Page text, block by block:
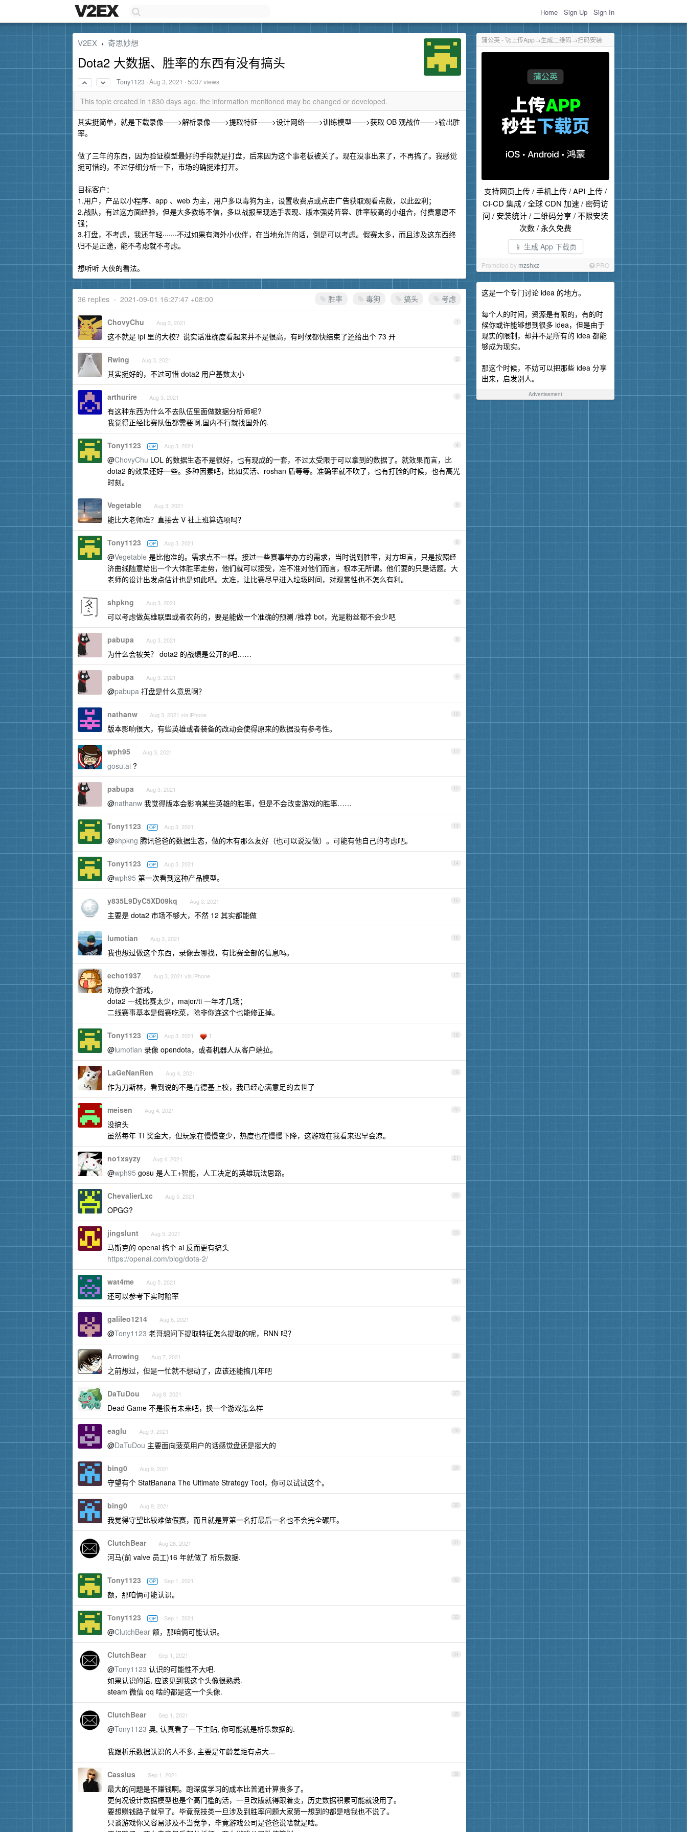
Home Sign Up Sign In
蒲公英 - 🚀上传App→生成二维码→扫码安装
支持网页上传 / 手机上传 / API 上传 /
CI-CD 集成 / 全球 CDN 加速 / 密码访
问 / 安装统计 / 二维码分享 / 不限安装
次数 / 永久免费
📱 生成 App 下载页
Promoted by mzshxz PRO
这是一个专门讨论 idea 的地方。
每个人的时间，资源是有限的，有的时
候你或许能够想到很多 idea，但是由于
现实的限制，却并不是所有的 idea 都能
够成为现实。
那这个时候，不妨可以把那些 idea 分享
出来，启发别人。
Advertisement
V2EX › 奇思妙想
Dota2 大数据、胜率的东西有没有搞头
Tony1123 ·Aug 3, 2021 · 5037 views
This topic created in 1830 days ago, the information mentioned may be changed or developed.
其实挺简单，就是下载录像——>解析录像——>提取特征——>设计网络——>训练模型——>获取 OB 观战位——>输出胜
率。
做了三年的东西，因为验证模型最好的手段就是打盘，后来因为这个事老板被关了。现在没事出来了，不再搞了。我感觉
挺可惜的，不过仔细分析一下，市场的确挺难打开。
目标客户：
1.用户，产品以小程序、app 、web 为主，用户多以毒狗为主，设置收费点或点击广告获取观看点数，以此盈利；
2.战队，有过这方面经验，但是大多教练不信，多以战报呈现选手表现、版本强势阵容、胜率较高的小组合，付费意愿不
强；
3.打盘，不考虑，我还年轻·······不过如果有海外小伙伴，在当地允许的话，倒是可以考虑。假赛太多，而且涉及这东西终
归不是正途，能不考虑就不考虑。
想听听 大伙的看法。
胜率 毒狗 搞头 考虑
36 replies • 2021-09-01 16:27:47 +08:00
1
ChovyChu Aug 3, 2021
这不就是 lpl 里的大校？说实话准确度看起来并不是很高，有时候都快结束了还给出个 73 开
2
Rwing Aug 3, 2021
其实挺好的，不过可惜 dota2 用户基数太小
3
arthurire Aug 3, 2021
有这种东西为什么不去队伍里面做数据分析师呢?
我觉得正经比赛队伍都需要啊,国内不行就找国外的.
4
Tony1123 OP Aug 3, 2021
@ChovyChu LOL 的数据生态不是很好，也有现成的一套，不过太受限于可以拿到的数据了。就效果而言，比
dota2 的效果还好一些。多种因素吧，比如买活、roshan 盾等等。准确率就不吹了，也有打脸的时候，也有高光
时刻。
5
Vegetable Aug 3, 2021
能比大老师准？直接去 V 社上班算选项吗？
6
Tony1123 OP Aug 3, 2021
@Vegetable 是比他准的。需求点不一样。接过一些赛事举办方的需求，当时说到胜率，对方坦言，只是按照经
济曲线随意给出一个大体胜率走势，他们就可以接受，准不准对他们而言，根本无所谓。他们要的只是话题。大
老师的设计出发点估计也是如此吧。太准，让比赛尽早进入垃圾时间，对观赏性也不怎么有利。
7
shpkng Aug 3, 2021
可以考虑做英雄联盟或者农药的，要是能做一个准确的预测 /推荐 bot，光是粉丝都不会少吧
8
pabupa Aug 3, 2021
为什么会被关？ dota2 的战绩是公开的吧……
9
pabupa Aug 3, 2021
@pabupa 打盘是什么意思啊？
10
nathanw Aug 3, 2021 via iPhone
版本影响很大，有些英雄或者装备的改动会使得原来的数据没有参考性。
11
wph95 Aug 3, 2021
gosu.ai ?
12
pabupa Aug 3, 2021
@nathanw 我觉得版本会影响某些英雄的胜率，但是不会改变游戏的胜率……
13
Tony1123 OP Aug 3, 2021
@shpkng 腾讯爸爸的数据生态，做的木有那么友好（也可以说没做）。可能有他自己的考虑吧。
14
Tony1123 OP Aug 3, 2021
@wph95 第一次看到这种产品模型。
15
y835L9DyC5XD09kq Aug 3, 2021
主要是 dota2 市场不够大，不然 12 其实都能做
16
lumotian Aug 3, 2021
我也想过做这个东西，录像去哪找，有比赛全部的信息吗。
17
echo1937 Aug 3, 2021 via iPhone
劝你换个游戏，
dota2 一线比赛太少，major/ti 一年才几场；
二线赛事基本是假赛吃菜，除非你连这个也能修正掉。
18
Tony1123 OP Aug 3, 2021 1
@lumotian 录像 opendota，或者机器人从客户端拉。
19
LaGeNanRen Aug 4, 2021
作为刀斯林，看到说的不是肯德基上校，我已经心满意足的去世了
20
meisen Aug 4, 2021
没搞头
虽然每年 TI 奖金大，但玩家在慢慢变少，热度也在慢慢下降，这游戏在我看来迟早会凉。
21
no1xsyzy Aug 4, 2021
@wph95 gosu 是人工+智能，人工决定的英雄玩法思路。
22
ChevalierLxc Aug 5, 2021
OPGG?
23
jingslunt Aug 5, 2021
马斯克的 openai 搞个 ai 反而更有搞头
https://openai.com/blog/dota-2/
24
wat4me Aug 5, 2021
还可以参考下实时赔率
25
galileo1214 Aug 6, 2021
@Tony1123 老哥想问下提取特征怎么提取的呢，RNN 吗？
26
Arrowing Aug 7, 2021
之前想过，但是一忙就不想动了，应该还能搞几年吧
27
DaTuDou Aug 8, 2021
Dead Game 不是很有未来吧，换一个游戏怎么样
28
eaglu Aug 9, 2021
@DaTuDou 主要面向菠菜用户的话感觉盘还是挺大的
29
bing0 Aug 9, 2021
守望有个 StatBanana The Ultimate Strategy Tool，你可以试试这个。
30
bing0 Aug 9, 2021
我觉得守望比较难做假赛，而且就是算第一名打最后一名也不会完全碾压。
31
ClutchBear Aug 28, 2021
河马(前 valve 员工)16 年就做了 析乐数据.
32
Tony1123 OP Sep 1, 2021
额，那咱俩可能认识。
33
Tony1123 OP Sep 1, 2021
@ClutchBear 额，那咱俩可能认识。
34
ClutchBear Sep 1, 2021
@Tony1123 认识的可能性不大吧.
如果认识的话, 应该见到我这个头像很熟悉.
steam 微信 qq 啥的都是这一个头像.
35
ClutchBear Sep 1, 2021
@Tony1123 奥, 认真看了一下主贴, 你可能就是析乐数据的.
我跟析乐数据认识的人不多, 主要是年龄差距有点大...
36
Cassius Sep 1, 2021
最大的问题是不赚钱啊。跑深度学习的成本比普通计算贵多了。
更何况设计数据模型也是个高门槛的活，一旦改版就得跟着变，历史数据积累可能就没用了。
要想赚钱路子就窄了。毕竟竞技类一旦涉及到胜率问题大家第一想到的都是啥我也不说了。
只谈游戏你又容易涉及不当竞争，毕竟游戏公司是爸爸说啥就是啥。